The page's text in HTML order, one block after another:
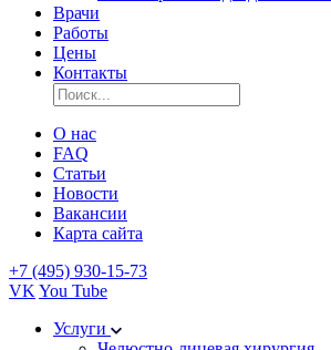
Врачи
Работы
Цены
Контакты
О нас
FAQ
Статьи
Новости
Вакансии
Карта сайта
+7 (495) 930-15-73
VK You Tube
Услуги